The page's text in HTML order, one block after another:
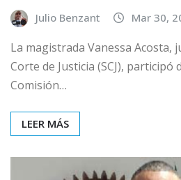
Julio Benzant Mar 30,
La magistrada Vanessa Acosta,
Corte de Justicia (SCJ), participó
Comisión…
LEER MÁS